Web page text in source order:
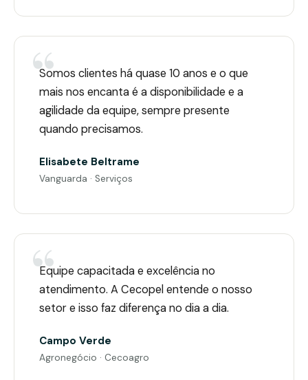
Somos clientes há quase 10 anos e o que
mais nos encanta é a disponibilidade e a
agilidade da equipe, sempre presente
quando precisamos.
Elisabete Beltrame
Vanguarda · Serviços
Equipe capacitada e excelência no
atendimento. A Cecopel entende o nosso
setor e isso faz diferença no dia a dia.
Campo Verde
Agronegócio · Cecoagro